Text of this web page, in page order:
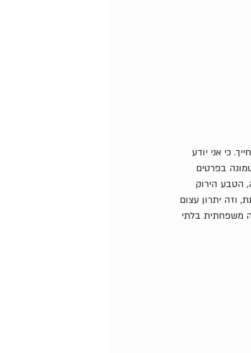
כי אני יודע
בפרטים
הטבע הירוק
וזה יתרון עצום
משפחתית בלתי